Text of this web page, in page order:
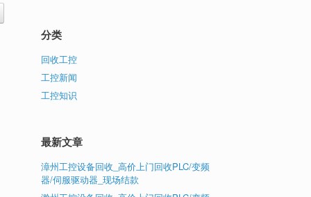
分类
回收工控
工控新闻
工控知识
最新文章
漳州工控设备回收_高价上门回收PLC/变频
器/伺服驱动器_现场结款